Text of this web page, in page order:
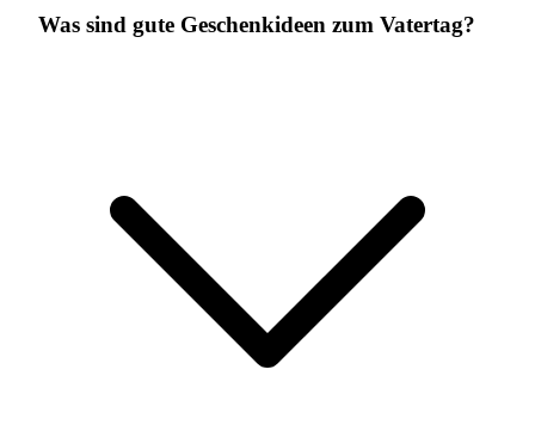
Was sind gute Geschenkideen zum Vatertag?